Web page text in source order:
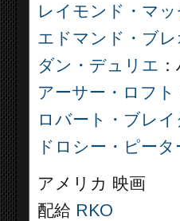
レイモンド・マッ
エドマンド・ブレ
ダン・デュリエ
アーサー・ロフト
ロバート・ブレイ
ドロシー・ピータ
アメリカ 映画
配給 RKO